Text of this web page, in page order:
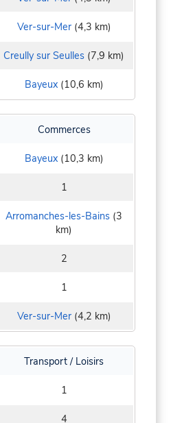
Ver-sur-Mer(4,3 km)
Creully sur Seulles (7,9 km)
Bayeux(10,6 km)
Commerces
Bayeux(10,3 km)
1
Arromanches-les-Bains (3
km)
2
1
Ver-sur-Mer(4,2 km)
Transport / Loisirs
1
4